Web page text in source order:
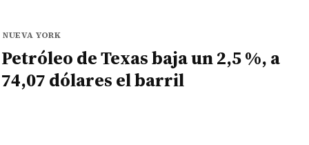
NUEVA YORK
Petróleo de Texas baja un 2,5 %, a
74,07 dólares el barril